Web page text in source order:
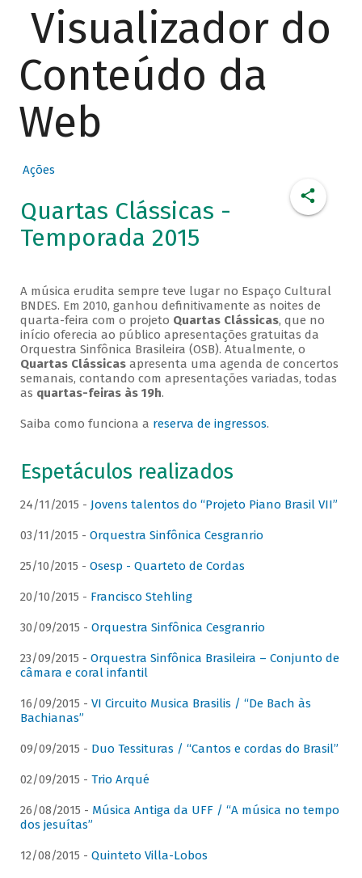
Visualizador do
Conteúdo da
Web
Ações
Quartas Clássicas -
Temporada 2015
A música erudita sempre teve lugar no Espaço Cultural
BNDES. Em 2010, ganhou definitivamente as noites de
quarta-feira com o projeto Quartas Clássicas, que no
início oferecia ao público apresentações gratuitas da
Orquestra Sinfônica Brasileira (OSB). Atualmente, o
Quartas Clássicasapresenta uma agenda de concertos
semanais, contando com apresentações variadas, todas
as quartas-feiras às 19h.
Saiba como funciona a reserva de ingressos.
Espetáculos realizados
24/11/2015 - Jovens talentos do “Projeto Piano Brasil VII”
03/11/2015 - Orquestra Sinfônica Cesgranrio
25/10/2015 - Osesp - Quarteto de Cordas
20/10/2015 - Francisco Stehling
30/09/2015 - Orquestra Sinfônica Cesgranrio
23/09/2015 - Orquestra Sinfônica Brasileira – Conjunto de
câmara e coral infantil
16/09/2015 - VI Circuito Musica Brasilis / “De Bach às
Bachianas”
09/09/2015 - Duo Tessituras / “Cantos e cordas do Brasil”
02/09/2015 - Trio Arqué
26/08/2015 - Música Antiga da UFF / “A música no tempo
dos jesuítas”
12/08/2015 - Quinteto Villa-Lobos